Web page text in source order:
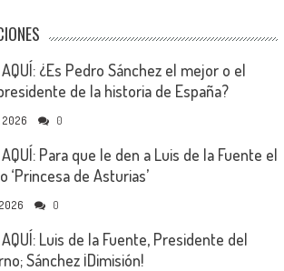
¿Es Pedro Sánchez el mejor o el
de la historia de España?
2026 0
Para que le den a Luis de la Fuente el
‘Princesa de Asturias’
0
AQUÍ: Luis de la Fuente, Presidente del
Sánchez ¡Dimisión!